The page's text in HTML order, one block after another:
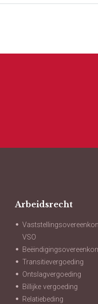
Arbeidsrecht
VSO
Transitievergoeding
Ontslagvergoeding
Billijke vergoeding
Relatiebeding